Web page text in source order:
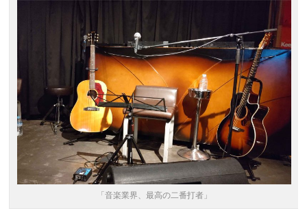
「音楽業界、最高の二番打者」